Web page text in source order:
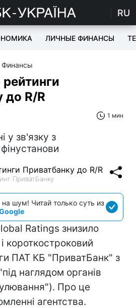
RU
ЛИЧНЫЕ ФИНАНСЫ
Финансы
до R/R
1 мин
у зв'язку з
ПриватБанку
шум! Читай только суть из
Ratings знизило
короткостроковий
ПАТ КБ "ПриватБанк" з
наглядом органів
Про це
агентства.